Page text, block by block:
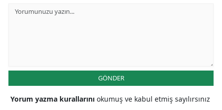
GÖNDER
Yorum yazma kurallarını okumuş ve kabul etmiş sayılırsınız